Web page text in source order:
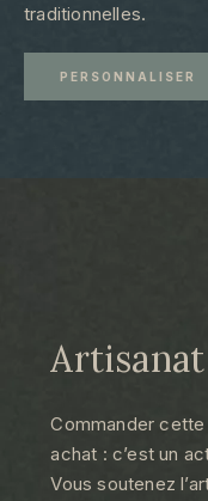
traditionnelles.
PERSONNALISER
Commander cette
achat : c’est un
Vous soutenez